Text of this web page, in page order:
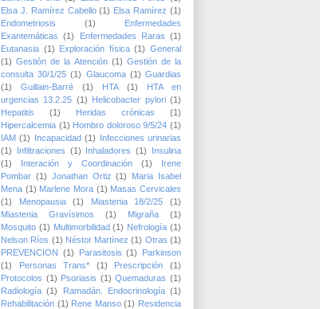
Elsa J. Ramírez Cabello (1) Elsa Ramírez (1)
Endometriosis
(1)
Enfermedades
Exantemáticas
(1) Enfermedades Raras (1)
Eutanasia (1) Exploración física (1) General
(1) Gestión de la Atención (1) Gestión de la
consulta 30/1/25 (1) Glaucoma (1) Guardias
(1)
Guillain-Barré (1) HTA (1)
HTA en
urgencias 13.2.25 (1) Helicobacter pylori (1)
Hepatitis
(1) Heridas crónicas
(1)
Hipercalcemia (1) Hombro doloroso 9/5/24 (1)
IAM (1) Incapacidad (1) Infecciones urinarias
(1)
Infiltraciones (1) Inhaladores (1)
Insulina
(1)
Interación y Coordinación (1)
Irene
Pombar (1) Jonathan Ortiz (1)
Maria Isabel
Mena (1) Marlene Mora (1) Masas Cervicales
(1)
Menopausia (1) Miastenia 18/2/25
(1)
Miastenia Gravísimos
(1) Migraña
(1)
Mosquito (1) Multimorbilidad (1) Nefrología (1)
Nelson Ríos (1) Néstor Martínez (1) Otras (1)
PREVENCION (1) Parasitosis (1)
Parkinson
(1)
Personas Trans* (1) Prescripción
(1)
Protocolos (1) Psoriasis (1) Quemaduras (1)
Radiología (1) Ramadán. Endocrinología (1)
Rehabilitación (1) Rene Manso (1) Residencia